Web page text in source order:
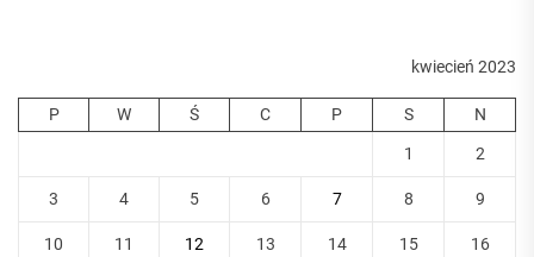
kwiecień 2023
P W Ś C P S N
1 2
3 4 5 6 7 8 9
10 11 12 13 14 15 16